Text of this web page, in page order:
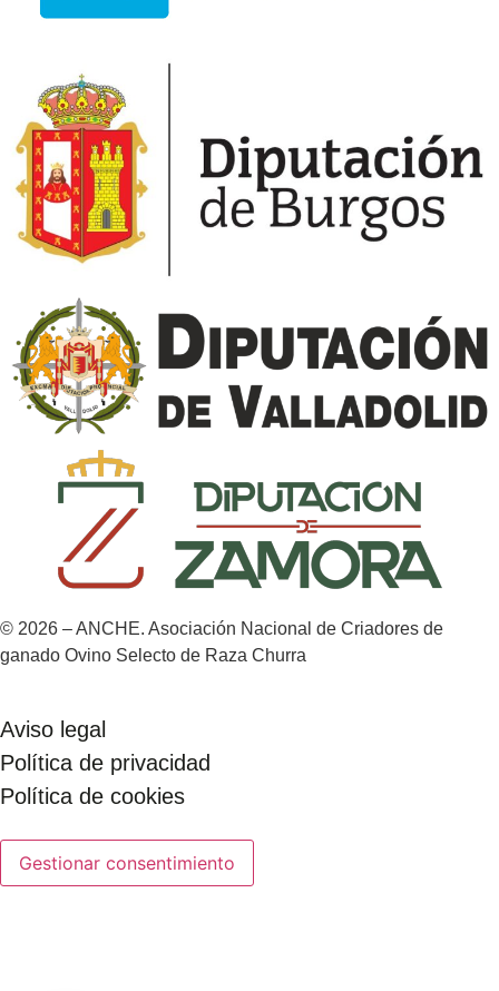
© 2026 – ANCHE. Asociación Nacional de Criadores de
ganado Ovino Selecto de Raza Churra
Aviso legal
Política de privacidad
Política de cookies
Gestionar consentimiento